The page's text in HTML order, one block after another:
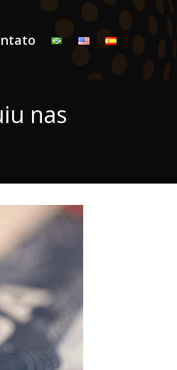
nas